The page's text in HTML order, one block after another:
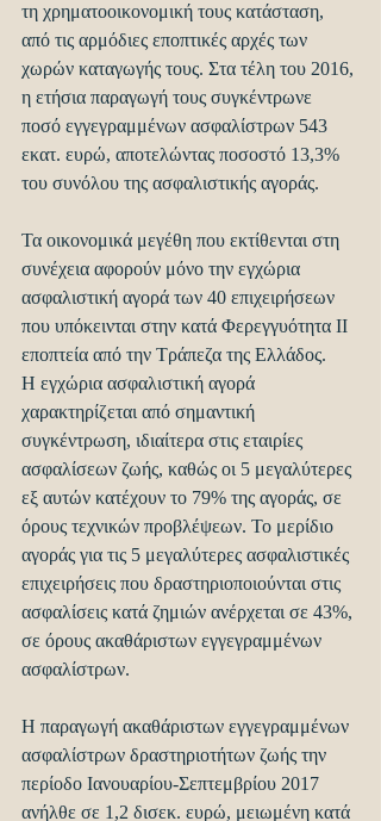
τη χρηματοοικονομική τους κατάσταση,
από τις αρμόδιες εποπτικές αρχές των
χωρών καταγωγής τους. Στα τέλη του 2016,
η ετήσια παραγωγή τους συγκέντρωνε
ποσό εγγεγραμμένων ασφαλίστρων 543
εκατ. ευρώ, αποτελώντας ποσοστό 13,3%
του συνόλου της ασφαλιστικής αγοράς.
Τα οικονομικά μεγέθη που εκτίθενται στη
συνέχεια αφορούν μόνο την εγχώρια
ασφαλιστική αγορά των 40 επιχειρήσεων
που υπόκεινται στην κατά Φερεγγυότητα ΙΙ
εποπτεία από την Τράπεζα της Ελλάδος.
Η εγχώρια ασφαλιστική αγορά
χαρακτηρίζεται από σημαντική
συγκέντρωση, ιδιαίτερα στις εταιρίες
ασφαλίσεων ζωής, καθώς οι 5 μεγαλύτερες
εξ αυτών κατέχουν το 79% της αγοράς, σε
όρους τεχνικών προβλέψεων. Το μερίδιο
αγοράς για τις 5 μεγαλύτερες ασφαλιστικές
επιχειρήσεις που δραστηριοποιούνται στις
ασφαλίσεις κατά ζημιών ανέρχεται σε 43%,
σε όρους ακαθάριστων εγγεγραμμένων
ασφαλίστρων.
Η παραγωγή ακαθάριστων εγγεγραμμένων
ασφαλίστρων δραστηριοτήτων ζωής την
περίοδο Ιανουαρίου-Σεπτεμβρίου 2017
ανήλθε σε 1,2 δισεκ. ευρώ, μειωμένη κατά